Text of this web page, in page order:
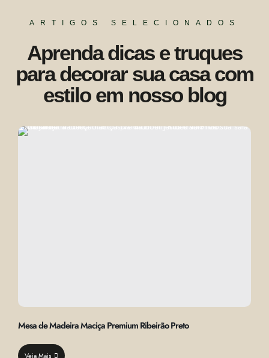
ARTIGOS SELECIONADOS
Aprenda dicas e truques
para decorar sua casa com
estilo em nosso blog
Mesa de Madeira Maciça Premium Ribeirão Preto
Veja Mais